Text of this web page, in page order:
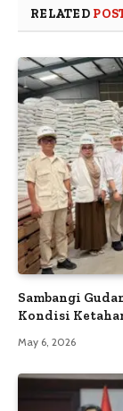
RELATED
Sambangi
Kondisi
May 6, 2026